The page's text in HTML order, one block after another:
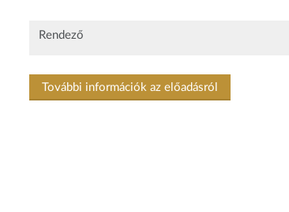
Rendező
További információk az előadásról